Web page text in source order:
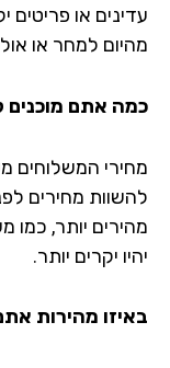
או פריטים
למחר או אולי
אתם מוכנים
המשלוחים
מחירים לפני
יותר, כמו
יקרים יותר.
מהירות אתם